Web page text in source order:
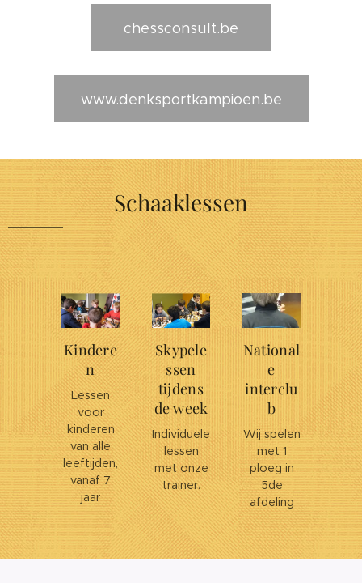
chessconsult.be
www.denksportkampioen.be
Schaaklessen
Kindere
n
Lessen
voor
kinderen
van alle
leeftijden,
vanaf 7
jaar
Skypele
ssen
tijdens
de week
Individuele
lessen
met onze
trainer.
National
e
interclu
b
Wij spelen
met 1
ploeg in
5de
afdeling